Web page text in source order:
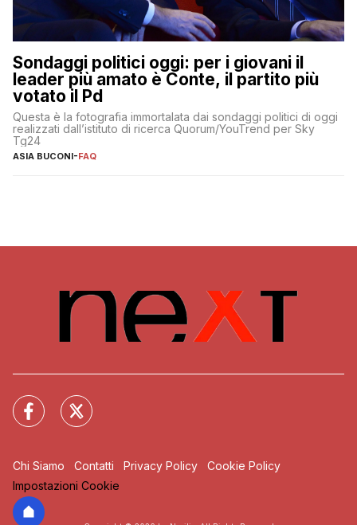
Sondaggi politici oggi: per i giovani il
leader più amato è Conte, il partito più
votato il Pd
Questa è la fotografia immortalata dai sondaggi politici di oggi
realizzati dall’istituto di ricerca Quorum/YouTrend per Sky
Tg24
ASIA BUCONI-FAQ
Chi Siamo Contatti Privacy Policy
Cookie Policy
Impostazioni Cookie